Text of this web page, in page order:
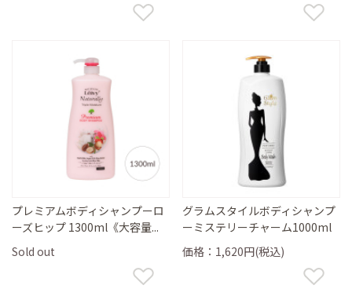
プレミアムボディシャンプーロ
ーズヒップ 1300ml《大容量...
Sold out
グラムスタイルボディシャンプ
ーミステリーチャーム1000ml
価格：1,620円(税込)